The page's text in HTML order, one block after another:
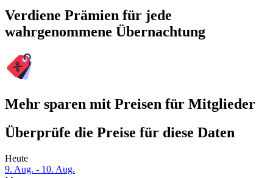
Verdiene Prämien für jede
wahrgenommene Übernachtung
Mehr sparen mit Preisen für Mitglieder
Überprüfe die Preise für diese Daten
Heute
9. Aug. - 10. Aug.